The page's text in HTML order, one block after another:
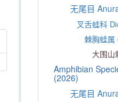
无尾目
叉舌蛙科
棘胸蛙属
大围
Amphibian
(2026)
无尾目